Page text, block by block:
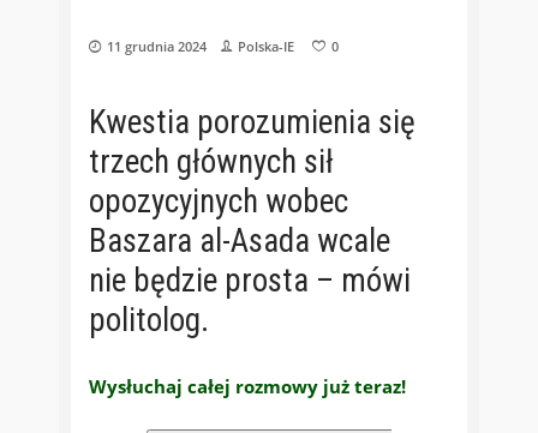
11 grudnia 2024 Polska-IE 0
Kwestia porozumienia się
trzech głównych sił
opozycyjnych wobec
Baszara al-Asada wcale
nie będzie prosta – mówi
politolog.
Wysłuchaj całej rozmowy już teraz!